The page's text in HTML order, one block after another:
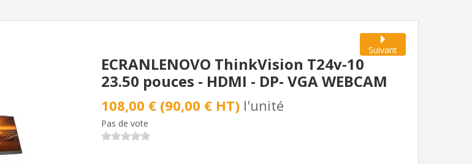
Suivant
ECRANLENOVO ThinkVision T24v-10
23.50 pouces - HDMI - DP- VGA WEBCAM
108,00 € (90,00 € HT) l'unité
Pas de vote